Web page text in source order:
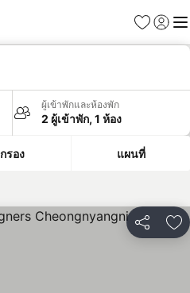
รายการโป
เข้าสู่ร
เมนู
ผู้เข้าพักและห้องพัก
2 ผู้เข้าพัก, 1 ห้อง
กรอง แผนที่
แชร์ เ